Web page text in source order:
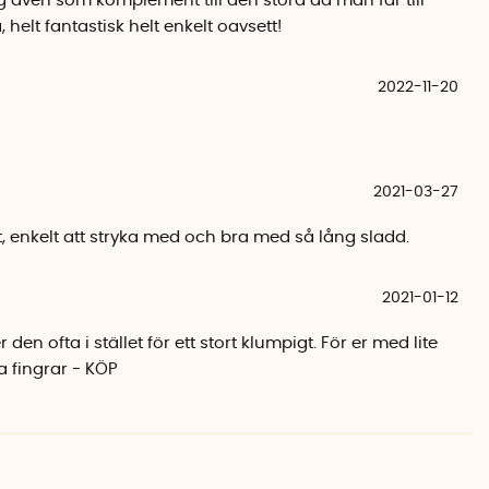
ett annat smalt föremål för att ställa om strykjärnet
x 8 cm
helt fantastisk helt enkelt oavsett!
2022-11-20
2021-03-27
enkelt att stryka med och bra med så lång sladd.
2021-01-12
den ofta i stället för ett stort klumpigt. För er med lite
fingrar - KÖP